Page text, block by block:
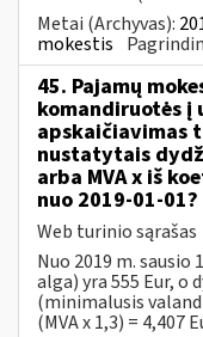
Metai (Archyvas):
mokestis
45. Pajamų
komandiruotės į
apskaičiavimas
nustatytais
arba MVA x iš
nuo 2019-01-01?
Web turinio sąrašas
Nuo 2019 m.
alga) yra 555 Eur, o
(minimalusis
(MVA x 1,3) = 4,407